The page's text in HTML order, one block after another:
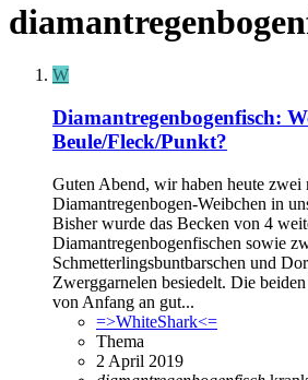
W
Diamantregenbogenfisch:
Beule/Fleck/Punkt?
Guten Abend, wir haben heute zwei
Diamantregenbogen-Weibchen in
Bisher wurde das Becken von 4
Diamantregenbogenfischen sowie
Schmetterlingsbuntbarschen und
Zwerggarnelen besiedelt. Die
von Anfang an gut...
=>WhiteShark<=
Thema
2 April 2019